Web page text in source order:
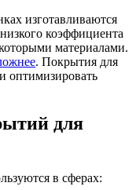
изготавливаются
коэффициента
материалами.
. Покрытия для
оптимизировать
для
в сферах: